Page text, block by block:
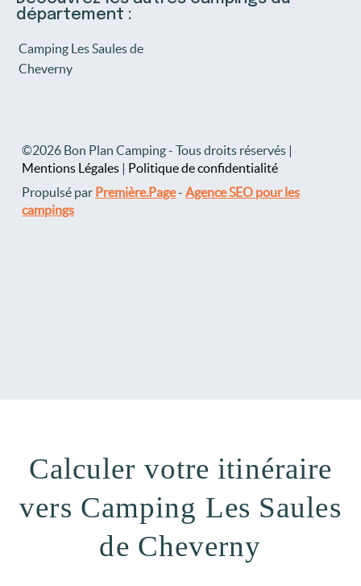
département :
Camping Les Saules de
Cheverny
©2026 Bon Plan Camping - Tous droits réservés |
Mentions Légales
Politique de confidentialité
Propulsé par Première.Page-Agence SEO pour les
campings
Calculer votre itinéraire
vers Camping Les Saules
de Cheverny